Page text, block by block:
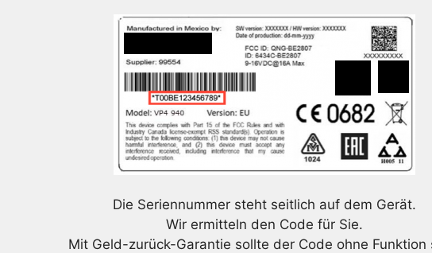
Die Seriennummer steht seitlich auf dem Gerät.
Wir ermitteln den Code für Sie.
Mit Geld-zurück-Garantie sollte der Code ohne Funktion